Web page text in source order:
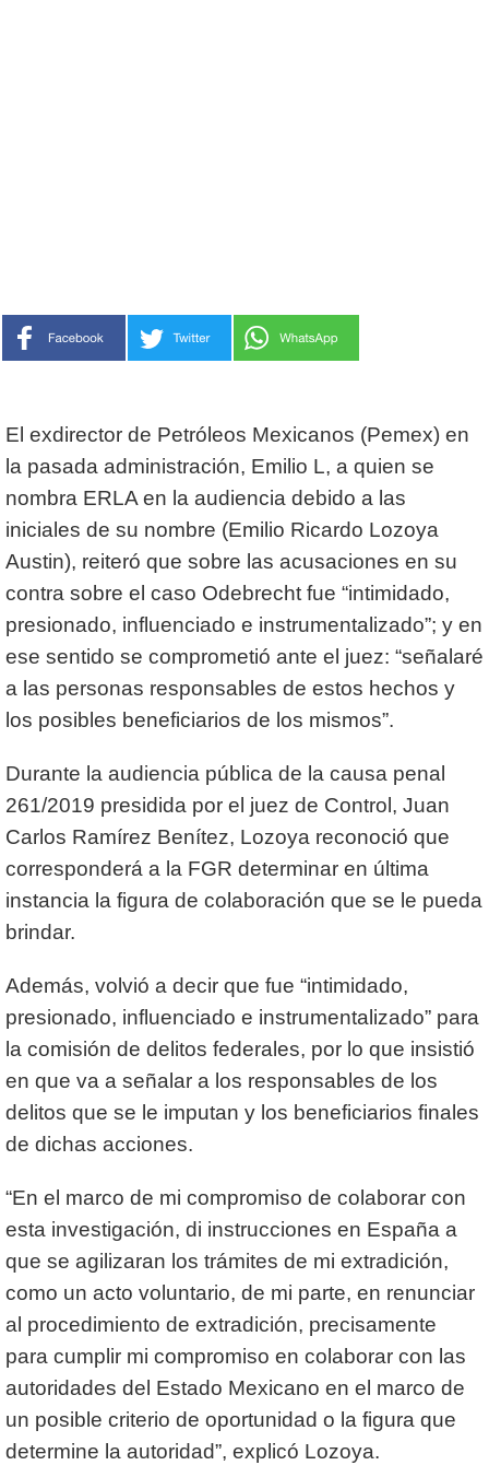
El exdirector de Petróleos Mexicanos (Pemex) en
la pasada administración, Emilio L, a quien se
nombra ERLA en la audiencia debido a las
iniciales de su nombre (Emilio Ricardo Lozoya
Austin), reiteró que sobre las acusaciones en su
contra sobre el caso Odebrecht fue “intimidado,
presionado, influenciado e instrumentalizado”; y en
ese sentido se comprometió ante el juez: “señalaré
a las personas responsables de estos hechos y
los posibles beneficiarios de los mismos”.
Durante la audiencia pública de la causa penal
261/2019 presidida por el juez de Control, Juan
Carlos Ramírez Benítez, Lozoya reconoció que
corresponderá a la FGR determinar en última
instancia la figura de colaboración que se le pueda
brindar.
Además, volvió a decir que fue “intimidado,
presionado, influenciado e instrumentalizado” para
la comisión de delitos federales, por lo que insistió
en que va a señalar a los responsables de los
delitos que se le imputan y los beneficiarios finales
de dichas acciones.
“En el marco de mi compromiso de colaborar con
esta investigación, di instrucciones en España a
que se agilizaran los trámites de mi extradición,
como un acto voluntario, de mi parte, en renunciar
al procedimiento de extradición, precisamente
para cumplir mi compromiso en colaborar con las
autoridades del Estado Mexicano en el marco de
un posible criterio de oportunidad o la figura que
determine la autoridad”, explicó Lozoya.